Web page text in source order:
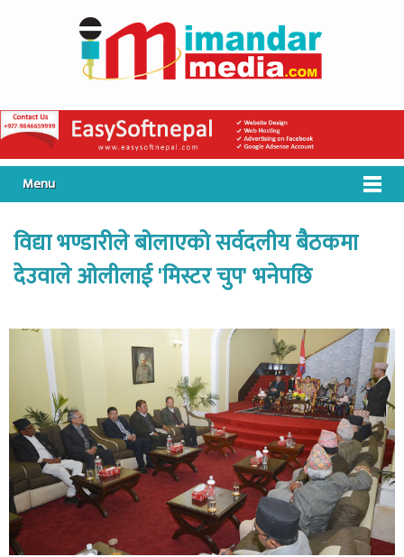
Menu
विद्या भण्डारीले बोलाएको सर्वदलीय बैठकमा
देउवाले ओलीलाई 'मिस्टर चुप' भनेपछि